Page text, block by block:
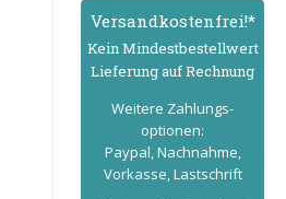
Versand­kostenfrei!*
Kein Mindest­bestell­wert
Lieferung auf Rechnung
Weitere Zahlungs­
optionen:
Paypal, Nachnahme,
Vorkasse, Lastschrift